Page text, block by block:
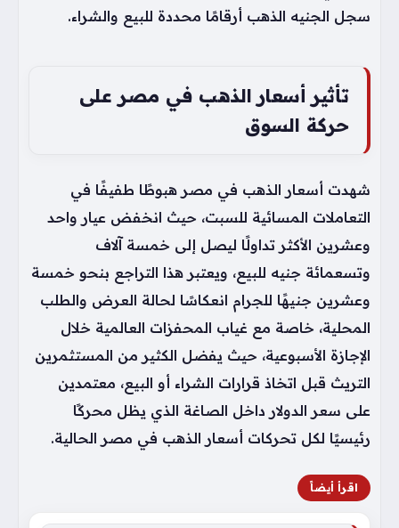
سجل الجنيه الذهب أرقامًا محددة للبيع والشراء.
تأثير أسعار الذهب في مصر على
حركة السوق
شهدت أسعار الذهب في مصر هبوطًا طفيفًا في
التعاملات المسائية للسبت، حيث انخفض عيار واحد
وعشرين الأكثر تداولًا ليصل إلى خمسة آلاف
وتسعمائة جنيه للبيع، ويعتبر هذا التراجع بنحو خمسة
وعشرين جنيهًا للجرام انعكاسًا لحالة العرض والطلب
المحلية، خاصة مع غياب المحفزات العالمية خلال
الإجازة الأسبوعية، حيث يفضل الكثير من المستثمرين
التريث قبل اتخاذ قرارات الشراء أو البيع، معتمدين
على سعر الدولار داخل الصاغة الذي يظل محركًا
رئيسيًا لكل تحركات أسعار الذهب في مصر الحالية.
اقرأ أيضاً